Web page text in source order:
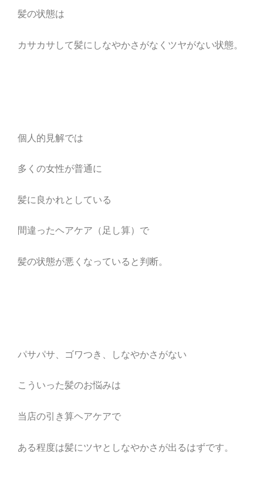
髪の状態は
カサカサして髪にしなやかさがなくツヤがない状態。
個人的見解では
多くの女性が普通に
髪に良かれとしている
間違ったヘアケア（足し算）で
髪の状態が悪くなっていると判断。
パサパサ、ゴワつき、しなやかさがない
こういった髪のお悩みは
当店の引き算ヘアケアで
ある程度は髪にツヤとしなやかさが出るはずです。